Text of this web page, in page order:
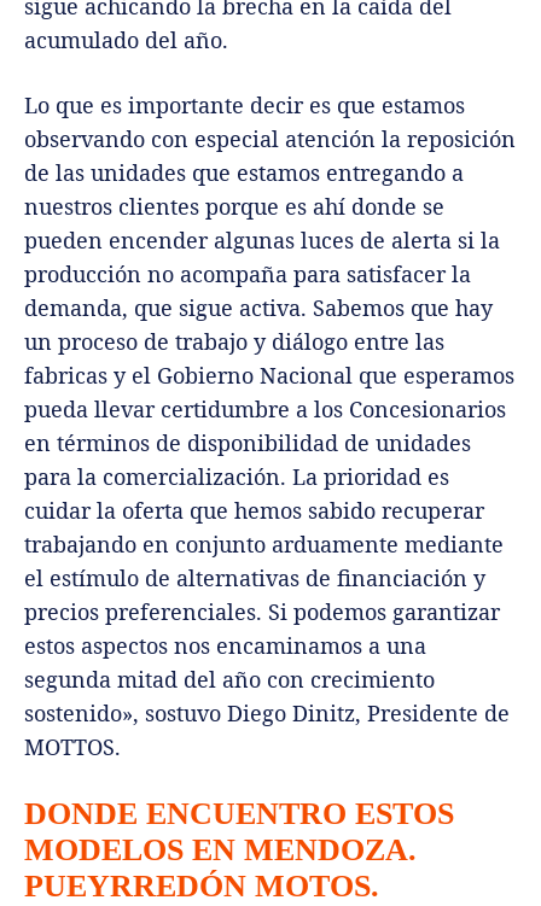
sigue achicando la brecha en la caída del
acumulado del año.
Lo que es importante decir es que estamos
observando con especial atención la reposición
de las unidades que estamos entregando a
nuestros clientes porque es ahí donde se
pueden encender algunas luces de alerta si la
producción no acompaña para satisfacer la
demanda, que sigue activa. Sabemos que hay
un proceso de trabajo y diálogo entre las
fabricas y el Gobierno Nacional que esperamos
pueda llevar certidumbre a los Concesionarios
en términos de disponibilidad de unidades
para la comercialización. La prioridad es
cuidar la oferta que hemos sabido recuperar
trabajando en conjunto arduamente mediante
el estímulo de alternativas de financiación y
precios preferenciales. Si podemos garantizar
estos aspectos nos encaminamos a una
segunda mitad del año con crecimiento
sostenido», sostuvo Diego Dinitz, Presidente de
MOTTOS.
DONDE ENCUENTRO ESTOS
MODELOS EN MENDOZA.
PUEYRREDÓN MOTOS.